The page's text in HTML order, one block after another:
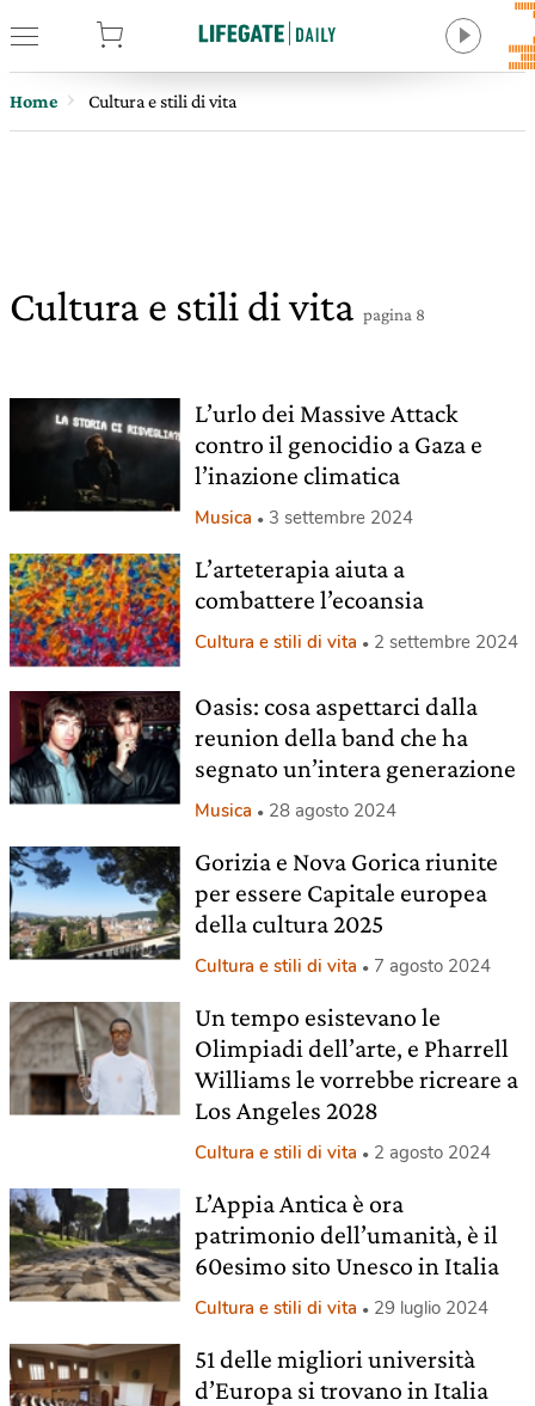
Home Cultura e stili di vita
Cultura e stili di vita pagina 8
L’urlo dei Massive Attack
contro il genocidio a Gaza e
l’inazione climatica
Musica 3 settembre 2024
L’arteterapia aiuta a
combattere l’ecoansia
Cultura e stili di vita 2 settembre 2024
Oasis: cosa aspettarci dalla
reunion della band che ha
segnato un’intera generazione
Musica 28 agosto 2024
Gorizia e Nova Gorica riunite
per essere Capitale europea
della cultura 2025
Cultura e stili di vita 7 agosto 2024
Un tempo esistevano le
Olimpiadi dell’arte, e Pharrell
Williams le vorrebbe ricreare a
Los Angeles 2028
Cultura e stili di vita 2 agosto 2024
L’Appia Antica è ora
patrimonio dell’umanità, è il
60esimo sito Unesco in Italia
Cultura e stili di vita 29 luglio 2024
51 delle migliori università
d’Europa si trovano in Italia